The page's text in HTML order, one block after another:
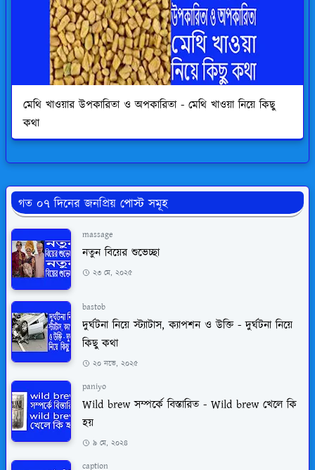
মেথি খাওয়ার উপকারিতা ও অপকারিতা - মেথি খাওয়া নিয়ে কিছু
কথা
গত ০৭ দিনের জনপ্রিয় পোস্ট সমূহ
massage
নতুন বিয়ের শুভেচ্ছা
২৩ মে, ২০২৫
bastob
দুর্ঘটনা নিয়ে স্ট্যাটাস, ক্যাপশন ও উক্তি - দুর্ঘটনা নিয়ে
কিছু কথা
২০ নভে, ২০২৫
paniyo
Wild brew সম্পর্কে বিস্তারিত - Wild brew খেলে কি
হয়
৯ মে, ২০২৪
caption